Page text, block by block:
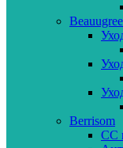
Berrisom
CC